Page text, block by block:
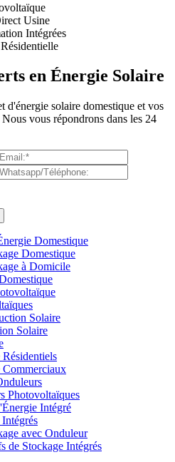
Usine
Intégrées
en Énergie Solaire
d'énergie solaire domestique et vos
vous répondrons dans les 24
Domestique
Domestique
à Domicile
Solaire
Solaire
Commerciaux
Photovoltaïques
Intégré
Intégrés
avec Onduleur
de Stockage Intégrés